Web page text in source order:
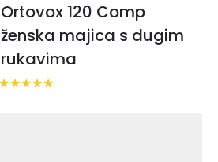
Ortovox 120 Comp
ženska majica s dugim
rukavima